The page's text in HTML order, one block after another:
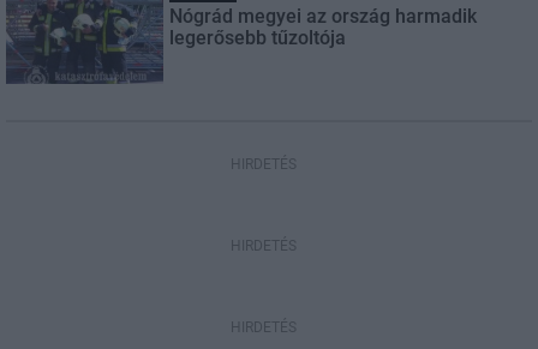
Nógrád megyei az ország harmadik
legerősebb tűzoltója
HIRDETÉS
HIRDETÉS
HIRDETÉS